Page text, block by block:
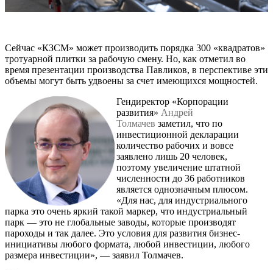
Сейчас «КЗСМ» может производить порядка 300 «квадратов»
тротуарной плитки за рабочую смену. Но, как отметил во
время презентации производства Павликов, в перспективе эти
объемы могут быть удвоены за счет имеющихся мощностей.
Гендиректор «Корпорации
развития» Андрей
Толмачев заметил, что по
инвестиционной декларации
количество рабочих и вовсе
заявлено лишь 20 человек,
поэтому увеличение штатной
численности до 36 работников
является однозначным плюсом.
«Для нас, для индустриального
парка это очень яркий такой маркер, что индустриальный
парк — это не глобальные заводы, которые производят
пароходы и так далее. Это условия для развития бизнес-
инициативы любого формата, любой инвестиции, любого
размера инвестиции», — заявил Толмачев.